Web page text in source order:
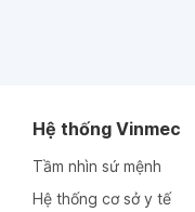
Hệ thống Vinmec
Tầm nhìn sứ mệnh
Hệ thống cơ sở y tế